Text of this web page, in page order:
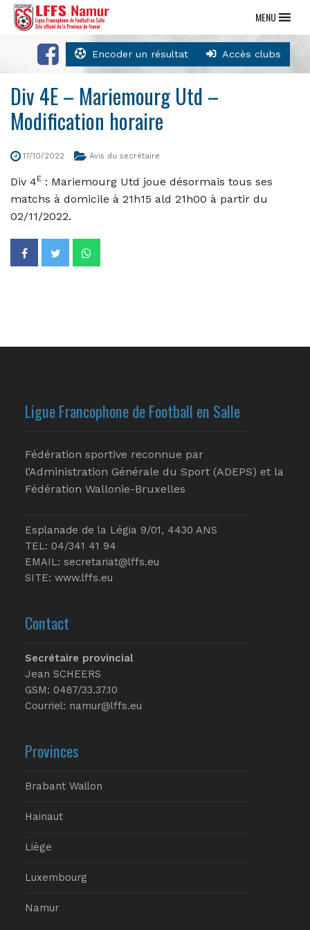
Encoder un résultat Accès clubs
MENU
Div 4E – Mariemourg Utd –
Modification horaire
17/10/2022 Avis du secrétaire
Div 4E : Mariemourg Utd joue désormais tous ses
matchs à domicile à 21h15 ald 21h00 à partir du
02/11/2022.
Ligue Francophone de Football en Salle
Fédération sportive reconnue par
l’Administration Générale du Sport (ADEPS) et la
Fédération Wallonie-Bruxelles
Esplanade de la Légia 9/01, 4430 ANS
TEL: 04/341 41 94
EMAIL: secretariat@lffs.eu
SITE: www.lffs.eu
Contact
Secrétaire provincial
Jean SCHEERS
GSM: 0487/33.37.10
Courriel: namur@lffs.eu
Provinces
Brabant Wallon
Hainaut
Liège
Luxembourg
Namur